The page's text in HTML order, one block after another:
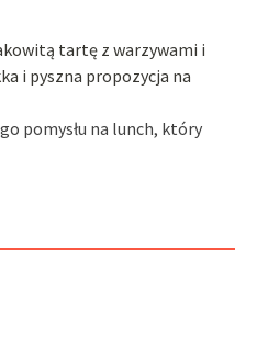
tartę z warzywami i
i pyszna propozycja na
pomysłu na lunch, który